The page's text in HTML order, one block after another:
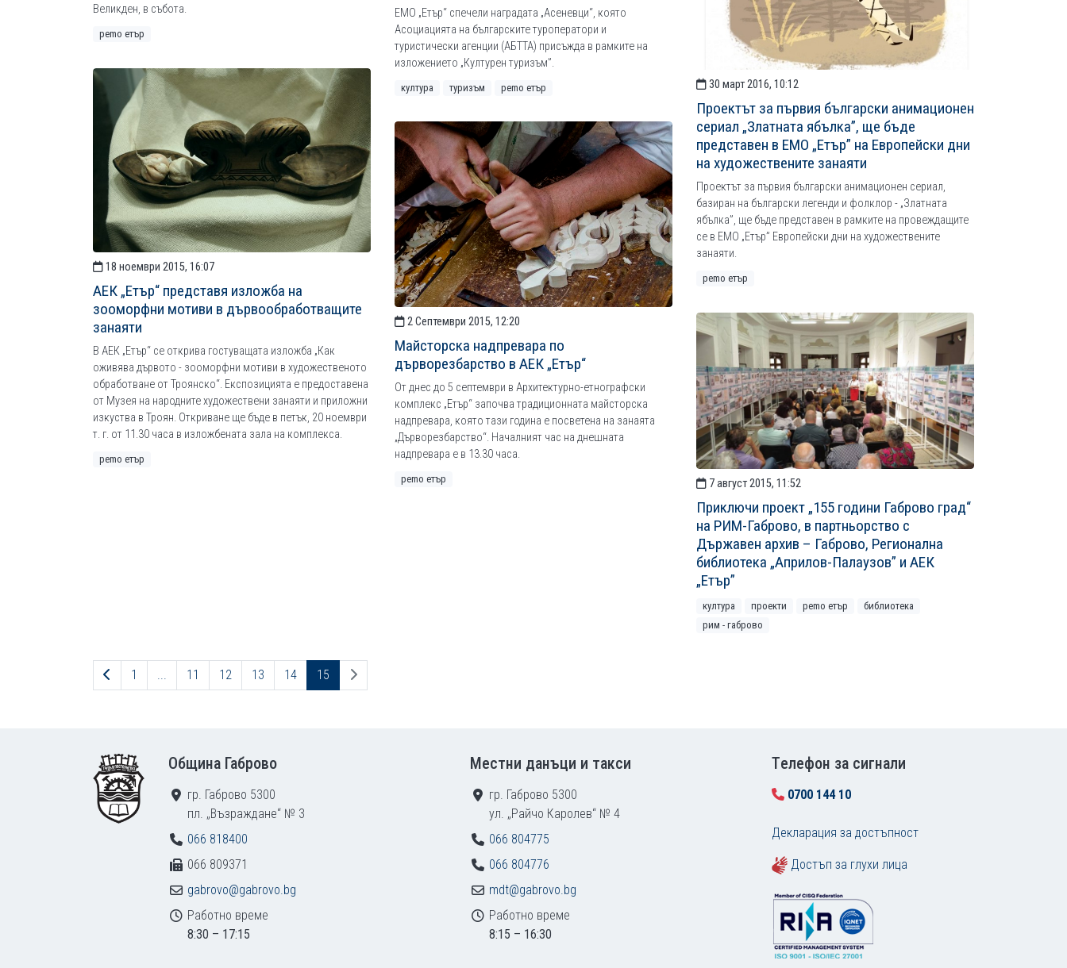
Великден, в събота.
рemo етър
ЕМО „Етър“ спечели наградата „Асеневци“, която
Асоциацията на българските туроператори и
туристически агенции (АБТТА) присъжда в рамките на
изложението „Културен туризъм”.
култура туризъм рemo етър 30 март 2016, 10:12
Проектът за първия български анимационен
сериал „Златната ябълка”, ще бъде
представен в ЕМО „Етър” на Европейски дни
на художествените занаяти
Проектът за първия български анимационен сериал,
базиран на български легенди и фолклор - „Златната
ябълка”, ще бъде представен в рамките на провеждащите
се в ЕМО „Етър” Европейски дни на художествените
занаяти.
рemo етър
18 ноември 2015, 16:07
АЕК „Етър“ представя изложба на
зооморфни мотиви в дървообработващите
занаяти
В АЕК „Етър“ се открива гостуващата изложба „Как
оживява дървото - зооморфни мотиви в художественото
обработване от Троянско“. Експозицията е предоставена
от Музея на народните художествени занаяти и приложни
изкуства в Троян. Откриване ще бъде в петък, 20 ноември
т. г. от 11.30 часа в изложбената зала на комплекса.
рemo етър
2 Септември 2015, 12:20
Майсторска надпревара по
дърворезбарство в АЕК „Етър“
От днес до 5 септември в Архитектурно-етнографски
комплекс „Етър“ започва традиционната майсторска
надпревара, която тази година е посветена на занаята
„Дърворезбарство“. Началният час на днешната
надпревара е в 13.30 часа.
рemo етър 7 август 2015, 11:52
Приключи проект „155 години Габрово град“
на РИМ-Габрово, в партньорство с
Държавен архив – Габрово, Регионална
библиотека „Априлов-Палаузов” и АЕК
„Етър”
култура проекти рemo етър
библиотека
рим - габрово
Предходна страница
1 11 12 13 14 15 Следваща страница
Община Габрово
гр. Габрово 5300
пл. „Възраждане“ № 3
066 818400
066 809371
gabrovo@gabrovo.bg
Работно време
8:30 – 17:15
Местни данъци и такси
гр. Габрово 5300
ул. „Райчо Каролев“ № 4
066 804775
066 804776
mdt@gabrovo.bg
Работно време
8:15 – 16:30
Tелефон за сигнали
0700 144 10
Декларация за достъпност
Достъп за глухи лица